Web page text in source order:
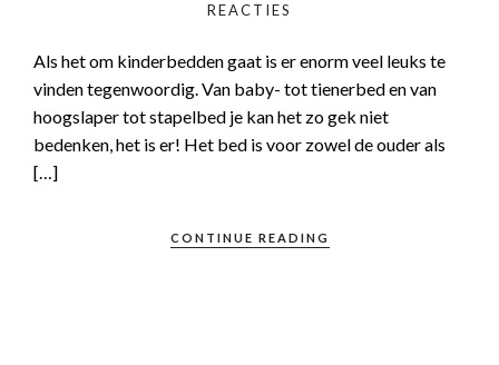
REACTIES
Als het om kinderbedden gaat is er enorm veel leuks te
vinden tegenwoordig. Van baby- tot tienerbed en van
hoogslaper tot stapelbed je kan het zo gek niet
bedenken, het is er! Het bed is voor zowel de ouder als
[…]
CONTINUE READING